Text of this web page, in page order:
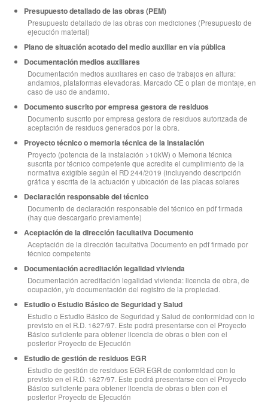
Presupuesto detallado de las obras (PEM)
Presupuesto detallado de las obras con mediciones (Presupuesto de
ejecución material)
Plano de situación acotado del medio auxiliar en vía pública
Documentación medios auxiliares
Documentación medios auxiliares en caso de trabajos en altura:
andamios, plataformas elevadoras. Marcado CE o plan de montaje, en
caso de uso de andamio.
Documento suscrito por empresa gestora de residuos
Documento suscrito por empresa gestora de residuos autorizada de
aceptación de residuos generados por la obra.
Proyecto técnico o memoria técnica de la instalación
Proyecto (potencia de la instalación >10kW) o Memoria técnica
suscrita por técnico competente que acredite el cumplimiento de la
normativa exigible según el RD 244/2019 (incluyendo descripción
gráfica y escrita de la actuación y ubicación de las placas solares
Declaración responsable del técnico
Documento de declaración responsable del técnico en pdf firmada
(hay que descargarlo previamente)
Aceptación de la dirección facultativa Documento
Aceptación de la dirección facultativa Documento en pdf firmado por
técnico competente
Documentación acreditación legalidad vivienda
Documentación acreditación legalidad vivienda: licencia de obra, de
ocupación, y/o documentación del registro de la propiedad.
Estudio o Estudio Básico de Seguridad y Salud
Estudio o Estudio Básico de Seguridad y Salud de conformidad con lo
previsto en el R.D. 1627/97. Este podrá presentarse con el Proyecto
Básico suficiente para obtener licencia de obras o bien con el
posterior Proyecto de Ejecución
Estudio de gestión de residuos EGR
Estudio de gestión de residuos EGR EGR de conformidad con lo
previsto en el R.D. 1627/97. Este podrá presentarse con el Proyecto
Básico suficiente para obtener licencia de obras o bien con el
posterior Proyecto de Ejecución